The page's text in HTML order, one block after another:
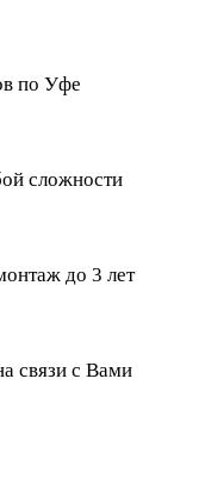
по Уфе
сложности
до 3 лет
связи с Вами